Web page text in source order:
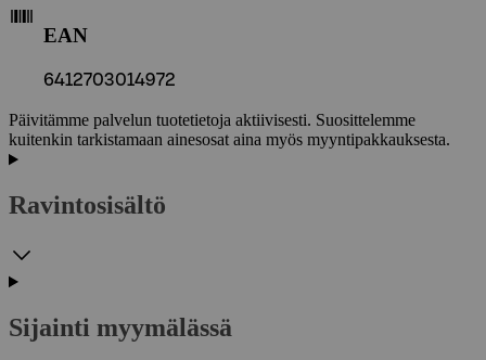
EAN
6412703014972
Päivitämme palvelun tuotetietoja aktiivisesti. Suosittelemme
kuitenkin tarkistamaan ainesosat aina myös myyntipakkauksesta.
Ravintosisältö
Sijainti myymälässä